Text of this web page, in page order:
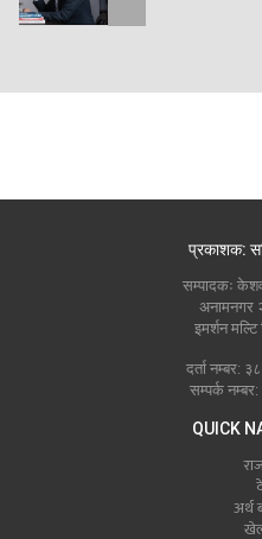
प्रकाशक:
सम्पादकः
अनामनगर
इमर्शन मल्टि
दर्ता नम्बर:
सम्पर्क
QUICK
अर्थ